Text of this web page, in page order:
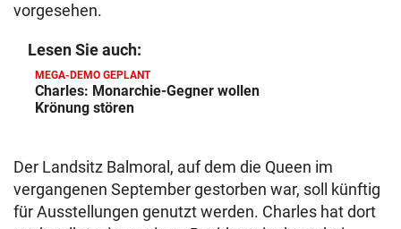
vorgesehen.
Lesen Sie auch:
MEGA-DEMO GEPLANT
Charles: Monarchie-Gegner wollen
Krönung stören
Der Landsitz Balmoral, auf dem die Queen im
vergangenen September gestorben war, soll künftig
für Ausstellungen genutzt werden. Charles hat dort